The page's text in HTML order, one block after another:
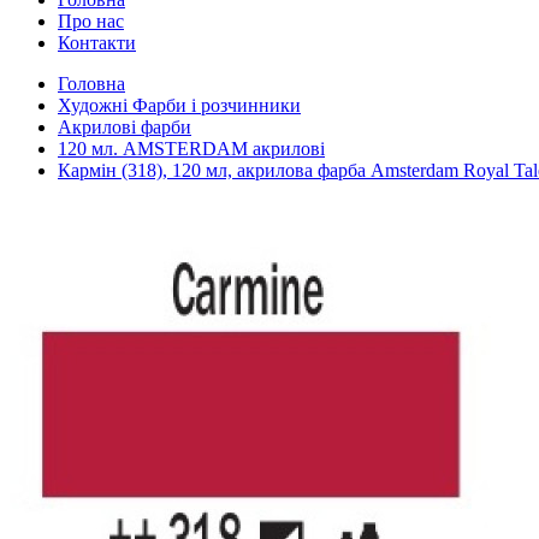
Про нас
Контакти
Головна
Художні Фарби і розчинники
Акрилові фарби
120 мл. AMSTERDAM акрилові
Кармін (318), 120 мл, акрилова фарба Amsterdam Royal